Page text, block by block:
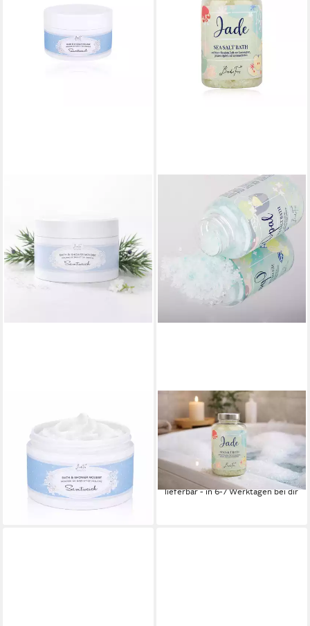
Duschmousse Samtweich, 1-
tlg., Duschmousse leichte
Körpermousse Pflegedusche
9,25 €
(46,25 €/ 1 l)
lieferbar - in 6-7 Werktagen bei dir
BADEFEE
Badezusatz Jade, 1-tlg.,
Badesalz 500 g –
Meersalzkristalle
9,25 €
(18,50 €/ 1 kg)
lieferbar - in 6-7 Werktagen bei dir